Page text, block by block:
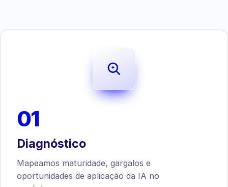
01
Diagnóstico
Mapeamos maturidade, gargalos e
oportunidades de aplicação da IA no